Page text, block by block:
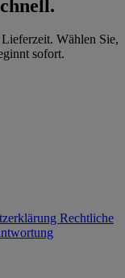
Wählen Sie,
sofort.
Rechtliche